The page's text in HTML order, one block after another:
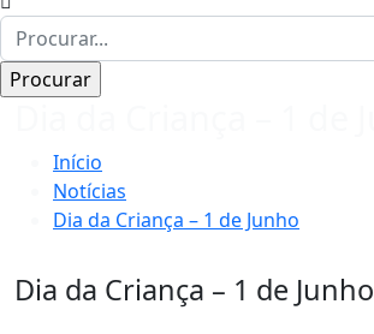
Início
Notícias
Dia da Criança – 1 de Junho
Dia da Criança – 1 de Junho